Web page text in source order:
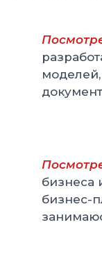
бизнеса
бизнес-